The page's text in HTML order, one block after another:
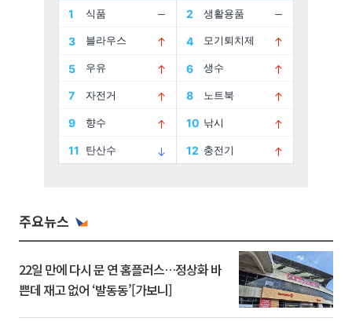
주요뉴스
22일 만에 다시 문 연 홈플러스…정상화 바
쁜데 재고 없어 ‘발동동’[가보니]